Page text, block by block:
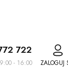
722
- 16:00 ZALOGUJ